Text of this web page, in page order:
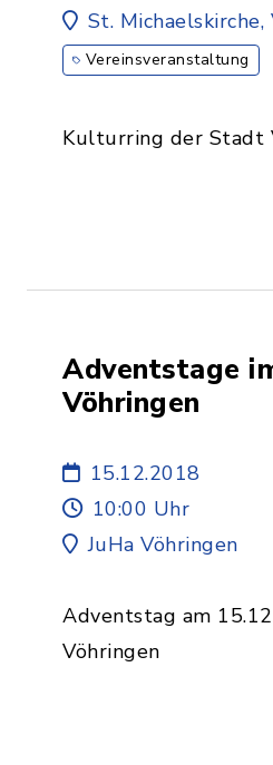
St. Michaelskirche,
Vereinsveranstaltung
Kulturring der Stadt
Adventstage
Vöhringen
15.12.2018
10:00 Uhr
JuHa Vöhringen
Adventstag am
Vöhringen